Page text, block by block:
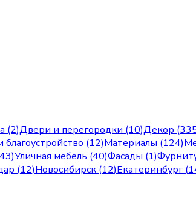
(2)Двери и перегородки (10)Декор
(12)Материалы (124)
Уличная мебель (40)Фасады (1)
(12)Новосибирск (12)Екатеринбург(